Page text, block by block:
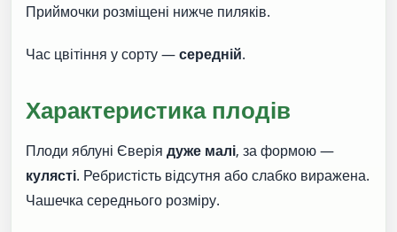
Приймочки розміщені нижче пиляків.
Час цвітіння у сорту —середній.
Характеристика плодів
Плоди яблуні Єверія дуже малі, за формою —
кулясті. Ребристість відсутня або слабко виражена.
Чашечка середнього розміру.